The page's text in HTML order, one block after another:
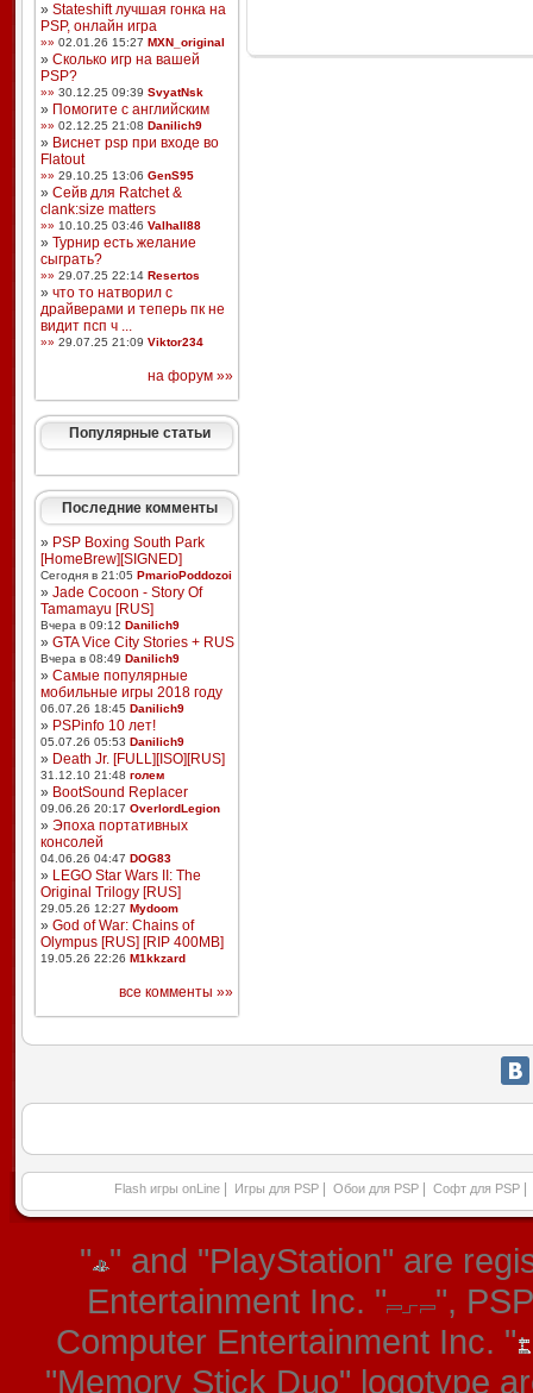
» Stateshift лучшая гонка на
PSP, онлайн игра
»» 02.01.26 15:27 MXN_original
» Сколько игр на вашей
PSP?
»» 30.12.25 09:39 SvyatNsk
» Помогите с английским
»» 02.12.25 21:08 Danilich9
» Виснет psp при входе во
Flatout
»» 29.10.25 13:06 GenS95
» Сейв для Ratchet &
clank:size matters
»» 10.10.25 03:46 Valhall88
» Турнир есть желание
сыграть?
»» 29.07.25 22:14 Resertos
» что то натворил с
драйверами и теперь пк не
видит псп ч ...
»» 29.07.25 21:09 Viktor234
на форум »»
Популярные статьи
Последние комменты
» PSP Boxing South Park
[HomeBrew][SIGNED]
Сегодня в 21:05 PmarioPoddozoi
» Jade Cocoon - Story Of
Tamamayu [RUS]
Вчера в 09:12 Danilich9
» GTA Vice City Stories + RUS
Вчера в 08:49 Danilich9
» Самые популярные
мобильные игры 2018 году
06.07.26 18:45 Danilich9
» PSPinfo 10 лет!
05.07.26 05:53 Danilich9
» Death Jr. [FULL][ISO][RUS]
31.12.10 21:48 голем
» BootSound Replacer
09.06.26 20:17 OverlordLegion
» Эпоха портативных
консолей
04.06.26 04:47 DOG83
» LEGO Star Wars II: The
Original Trilogy [RUS]
29.05.26 12:27 Mydoom
» God of War: Chains of
Olympus [RUS] [RIP 400MB]
19.05.26 22:26 M1kkzard
все комменты »»
Flash игры onLine Игры для PSP Обои для PSP Софт для PSP
" " and "PlayStation" are
Entertainment Inc. "
",
Computer Entertainment Inc. "
"Memory Stick Duo" logotype